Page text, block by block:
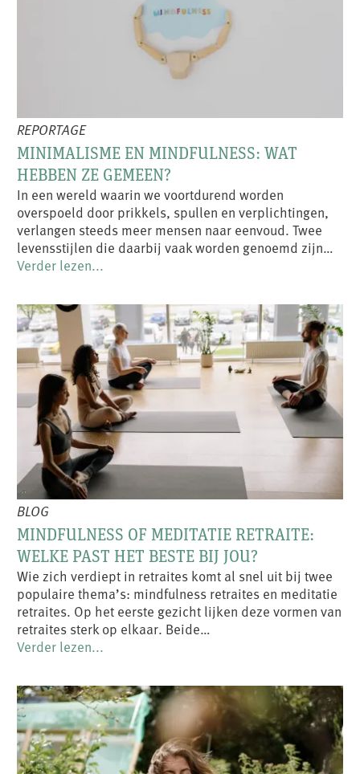
REPORTAGE
MINIMALISME EN MINDFULNESS: WAT
HEBBEN ZE GEMEEN?
In een wereld waarin we voortdurend worden
overspoeld door prikkels, spullen en verplichtingen,
verlangen steeds meer mensen naar eenvoud. Twee
levensstijlen die daarbij vaak worden genoemd zijn…
Verder lezen...
BLOG
MINDFULNESS OF MEDITATIE RETRAITE:
WELKE PAST HET BESTE BIJ JOU?
Wie zich verdiept in retraites komt al snel uit bij twee
populaire thema’s: mindfulness retraites en meditatie
retraites. Op het eerste gezicht lijken deze vormen van
retraites sterk op elkaar. Beide…
Verder lezen...